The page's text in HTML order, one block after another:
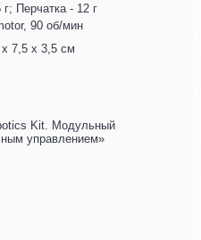
Перчатка - 12 г
90 об/мин
7,5 х 3,5 см
Kit. Модульный
управлением»